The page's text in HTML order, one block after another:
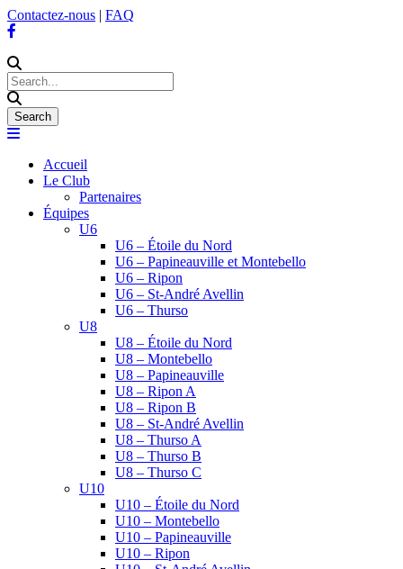
Contactez-nous | FAQ
Accueil
Le Club
Partenaires
Équipes
U6
U6 – Étoile du Nord
U6 – Papineauville et Montebello
U6 – Ripon
U6 – St-André Avellin
U6 – Thurso
U8
U8 – Étoile du Nord
U8 – Montebello
U8 – Papineauville
U8 – Ripon A
U8 – Ripon B
U8 – St-André Avellin
U8 – Thurso A
U8 – Thurso B
U8 – Thurso C
U10
U10 – Étoile du Nord
U10 – Montebello
U10 – Papineauville
U10 – Ripon